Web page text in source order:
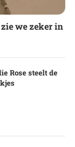
we zeker in
Rose steelt de